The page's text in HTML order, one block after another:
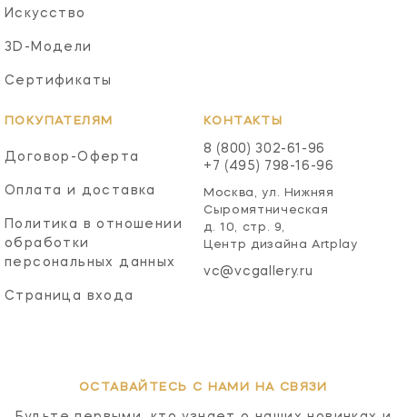
Искусство
3D-Модели
Сертификаты
ПОКУПАТЕЛЯМ
Договор-Оферта
Оплата и доставка
Политика в отношении
обработки
персональных данных
Страница входа
КОНТАКТЫ
8 (800) 302-61-96
+7 (495) 798-16-96
Москва, ул. Нижняя
Сыромятническая
д. 10, стр. 9,
Центр дизайна Artplay
vc@vcgallery.ru
ОСТАВАЙТЕСЬ С НАМИ НА СВЯЗИ